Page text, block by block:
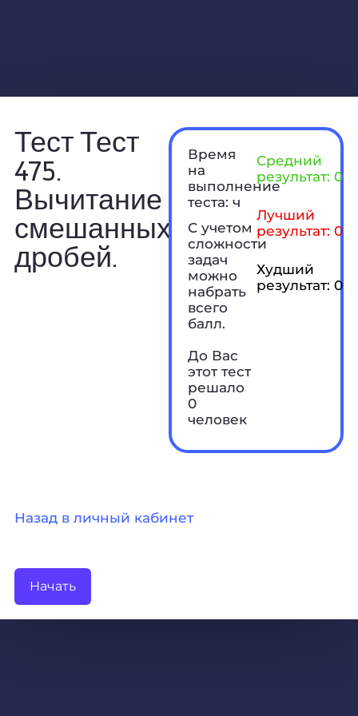
Тест Тест
475.
Вычитание
смешанных
дробей.
Время
на
выполнение
теста: ч
С учетом
сложности
задач
можно
набрать
всего
балл.
До Вас
этот тест
решало
0
человек
Средний
результат: 0
Лучший
результат: 0
Худший
результат: 0
Назад в личный кабинет
Начать